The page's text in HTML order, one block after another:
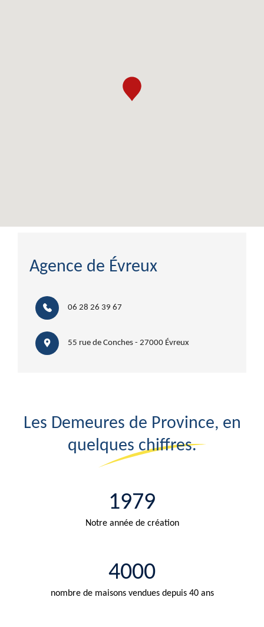
Agence de Évreux
06 28 26 39 67
55 rue de Conches - 27000 Évreux
Les Demeures de Province, en
quelques chiffres.
1979
Notre année de création
4000
nombre de maisons vendues depuis 40 ans